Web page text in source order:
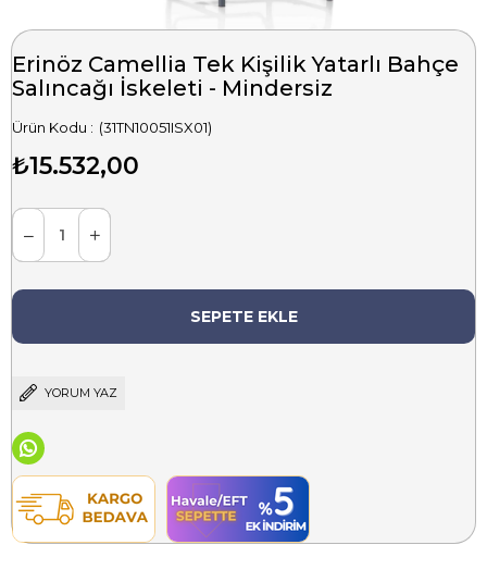
Erinöz Camellia Tek Kişilik Yatarlı Bahçe
Salıncağı İskeleti - Mindersiz
(31TN10051ISX01)
₺15.532,00
YORUM YAZ